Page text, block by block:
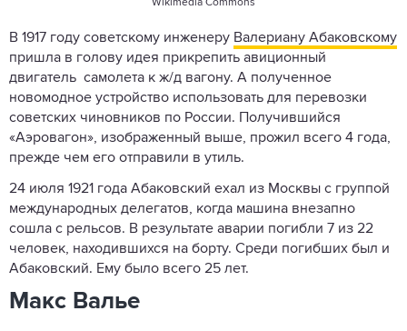
Wikimedia Commons
В 1917 году советскому инженеру Валериану Абаковскому
пришла в голову идея прикрепить авиционный
двигатель самолета к ж/д вагону. А полученное
новомодное устройство использовать для перевозки
советских чиновников по России. Получившийся
«Аэровагон», изображенный выше, прожил всего 4 года,
прежде чем его отправили в утиль.
24 июля 1921 года Абаковский ехал из Москвы с группой
международных делегатов, когда машина внезапно
сошла с рельсов. В результате аварии погибли 7 из 22
человек, находившихся на борту. Среди погибших был и
Абаковский. Ему было всего 25 лет.
Макс Валье